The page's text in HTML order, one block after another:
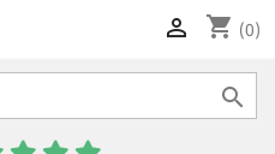
shopping_cart (0)

